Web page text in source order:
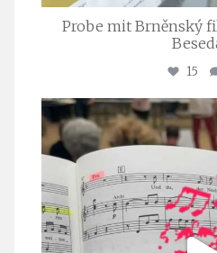
Probe mit Brněnský
15
Juli